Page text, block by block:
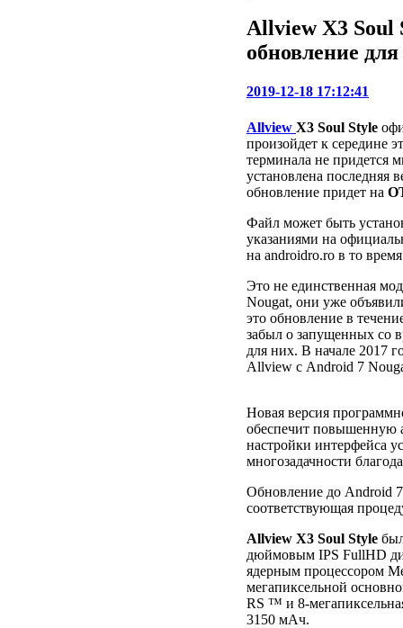
Allview X3 Soul
обновление
2019-12-18 17:12:41
Allview X3 Soul Style
произойдет к середине
терминала не придется
установлена ​​последняя
обновление придет на
Файл может быть
указаниями на
на androidro.ro в то
Это не единственная
Nougat, они уже
это обновление в
забыл о запущенных со
для них. В начале 2017
Allview с Android 7
Новая версия
обеспечит повышенную
настройки интерфейса
многозадачности
Обновление до Android
соответствующая
Allview X3 Soul Style
дюймовым IPS FullHD
ядерным процессором
мегапиксельной
RS ™ и 8-
3150 мАч.